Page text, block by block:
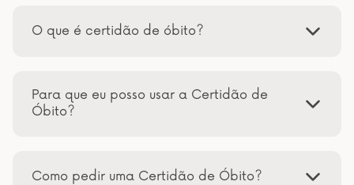
O que é certidão de óbito?
Para que eu posso usar a Certidão de
Óbito?
Como pedir uma Certidão de Óbito?